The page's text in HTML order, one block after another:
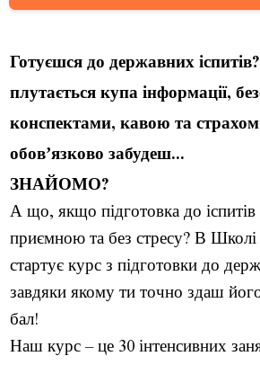
Готуєшся до державних
плутається купа інформації,
конспектами, кавою та
обовʼязково забудеш...
ЗНАЙОМО?
А що, якщо підготовка до
приємною та без стресу? В
стартує курс з підготовки до
завдяки якому ти точно здаш
бал!
Наш курс – це 30 інтенсивних